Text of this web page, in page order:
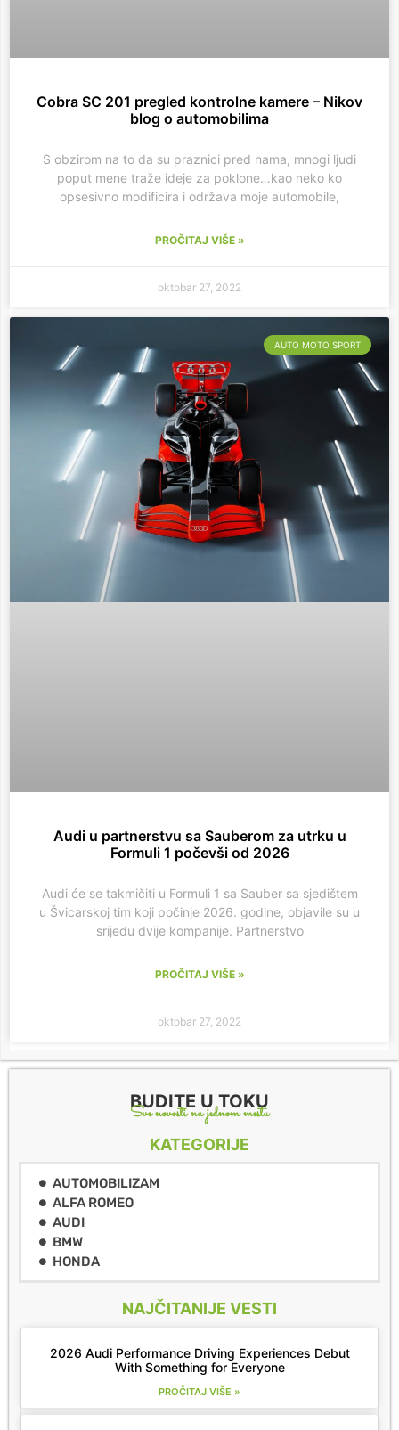
Cobra SC 201 pregled kontrolne kamere – Nikov
blog o automobilima
S obzirom na to da su praznici pred nama, mnogi ljudi
poput mene traže ideje za poklone…kao neko ko
opsesivno modificira i održava moje automobile,
PROČITAJ VIŠE »
oktobar 27, 2022
AUTO MOTO SPORT
Audi u partnerstvu sa Sauberom za utrku u
Formuli 1 počevši od 2026
Audi će se takmičiti u Formuli 1 sa Sauber sa sjedištem
u Švicarskoj tim koji počinje 2026. godine, objavile su u
srijedu dvije kompanije. Partnerstvo
PROČITAJ VIŠE »
oktobar 27, 2022
BUDITE U TOKU
Sve novosti na jednom mestu
KATEGORIJE
AUTOMOBILIZAM
ALFA ROMEO
AUDI
BMW
HONDA
NAJČITANIJE VESTI
2026 Audi Performance Driving Experiences Debut
With Something for Everyone
PROČITAJ VIŠE »